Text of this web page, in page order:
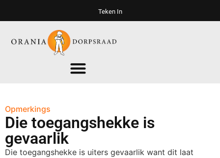
Teken In
Opmerkings
Die toegangshekke is
gevaarlik
Die toegangshekke is uiters gevaarlik want dit laat